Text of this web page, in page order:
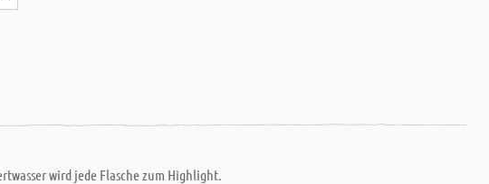
wird jede Flasche zum Highlight.